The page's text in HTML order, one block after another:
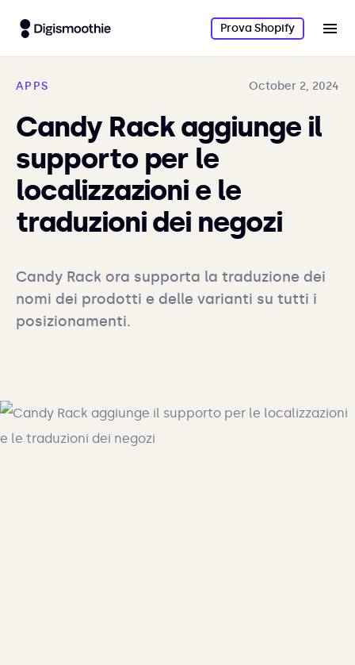
Prova Shopify
APPS October 2, 2024
Candy Rack aggiunge il
supporto per le
localizzazioni e le
traduzioni dei negozi
Candy Rack ora supporta la traduzione dei
nomi dei prodotti e delle varianti su tutti i
posizionamenti.